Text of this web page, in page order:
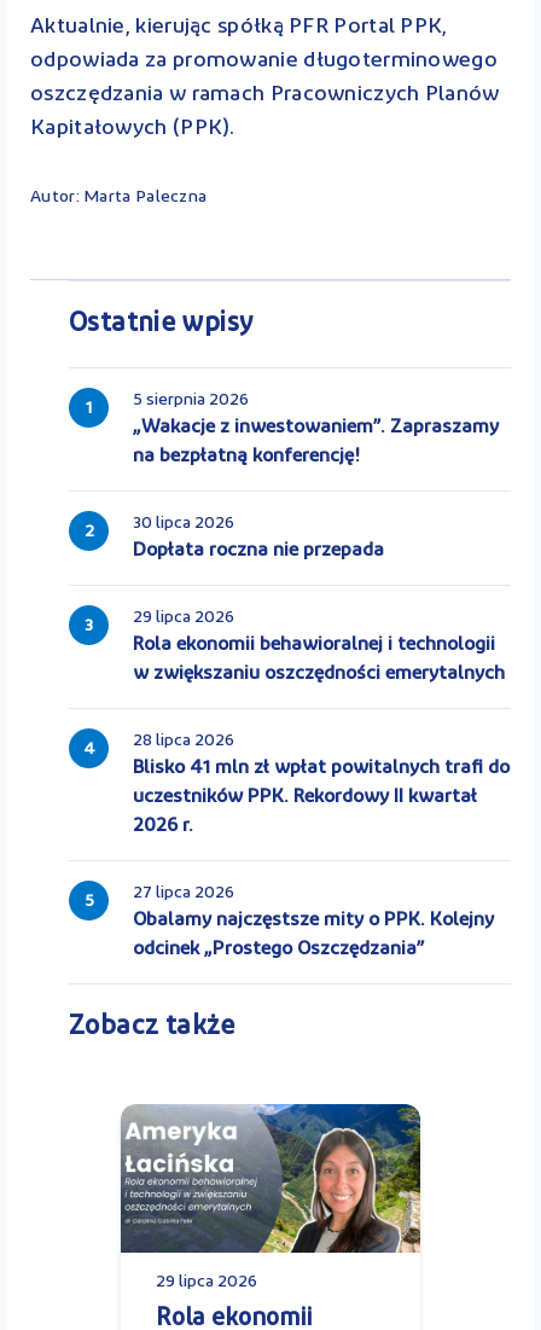
Aktualnie, kierując spółką PFR Portal PPK,
odpowiada za promowanie długoterminowego
oszczędzania w ramach Pracowniczych Planów
Kapitałowych (PPK).
Autor: Marta Paleczna
Ostatnie wpisy
1 5 sierpnia 2026
„Wakacje z inwestowaniem”. Zapraszamy
na bezpłatną konferencję!
2 30 lipca 2026
Dopłata roczna nie przepada
3 29 lipca 2026
Rola ekonomii behawioralnej i technologii
w zwiększaniu oszczędności emerytalnych
4 28 lipca 2026
Blisko 41 mln zł wpłat powitalnych trafi do
uczestników PPK. Rekordowy II kwartał
2026 r.
5 27 lipca 2026
Obalamy najczęstsze mity o PPK. Kolejny
odcinek „Prostego Oszczędzania”
Zobacz także
29 lipca 2026
Rola ekonomii